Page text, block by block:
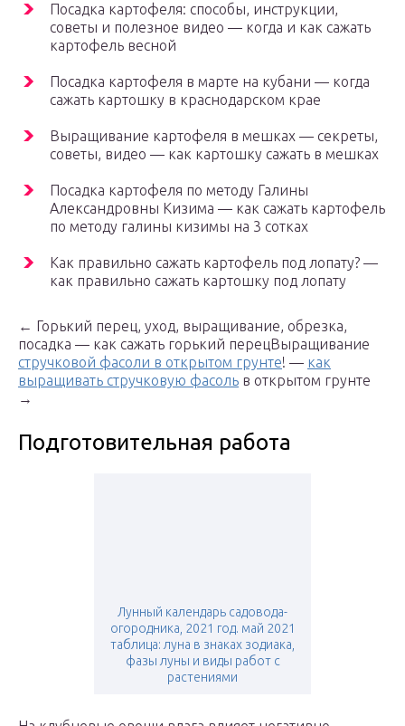
Посадка картофеля: способы, инструкции,
советы и полезное видео — когда и как сажать
картофель весной
Посадка картофеля в марте на кубани — когда
сажать картошку в краснодарском крае
Выращивание картофеля в мешках — секреты,
советы, видео — как картошку сажать в мешках
Посадка картофеля по методу Галины
Александровны Кизима — как сажать картофель
по методу галины кизимы на 3 сотках
Как правильно сажать картофель под лопату? —
как правильно сажать картошку под лопату
← Горький перец, уход, выращивание, обрезка,
посадка — как сажать горький перецВыращивание
стручковой фасоли в открытом грунте! — как
выращивать стручковую фасоль в открытом грунте
→
Подготовительная работа
Лунный календарь садовода-
огородника, 2021 год. май 2021
таблица: луна в знаках зодиака,
фазы луны и виды работ с
растениями